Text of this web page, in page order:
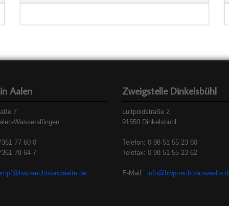
Aalen
7
Wasseralfingen
77 60 0
78 64 7
rechtsanwaelte.de
Zweigstelle Dinkelsbühl
Luitpoldstraße 2
91550 Dinkelsbühl
Telefon: 0 98 51 55 23 60
Telefax: 0 98 51 55 23 62
E-Mail: info@hwp-